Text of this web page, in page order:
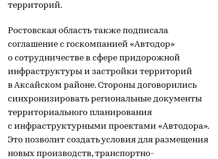
территорий.
Ростовская область также подписала
соглашение с госкомпанией «Автодор»
о сотрудничестве в сфере придорожной
инфраструктуры и застройки территорий
в Аксайском районе. Стороны договорились
синхронизировать региональные документы
территориального планирования
с инфраструктурными проектами «Автодора».
Это позволит создать условия для размещения
новых производств, транспортно-